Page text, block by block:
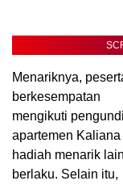
Menariknya,
berkesempatan
mengikuti
apartemen Kaliana
hadiah menarik
berlaku. Selain itu,